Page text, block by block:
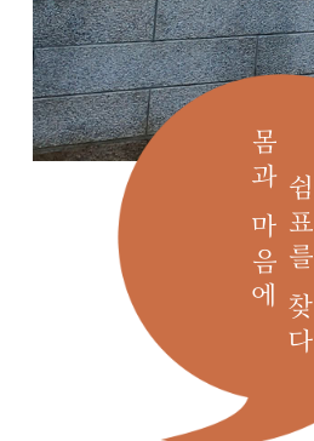
몸과 마음에쉼표를 찾다